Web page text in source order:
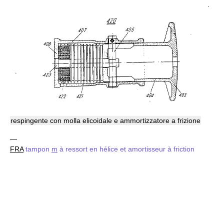
respingente con molla elicoidale e ammortizzatore a frizione
—
FRA tampon m à ressort en hélice et amortisseur à friction